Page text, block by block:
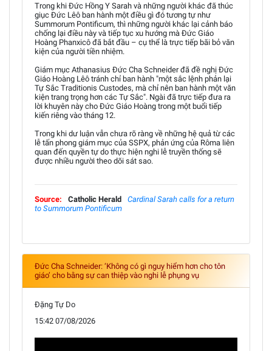
Trong khi Đức Hồng Y Sarah và những người khác đã thúc
giục Đức Lêô ban hành một điều gì đó tương tự như
Summorum Pontificum, thì những người khác lại cảnh báo
chống lại điều này và tiếp tục xu hướng mà Đức Giáo
Hoàng Phanxicô đã bắt đầu – cụ thể là trực tiếp bãi bỏ văn
kiện của người tiền nhiệm.
Giám mục Athanasius Đức Cha Schneider đã đề nghị Đức
Giáo Hoàng Lêô tránh chỉ ban hành "một sắc lệnh phản lại
Tự Sắc Traditionis Custodes, mà chỉ nên ban hành một văn
kiện trang trọng hơn các Tự Sắc". Ngài đã trực tiếp đưa ra
lời khuyên này cho Đức Giáo Hoàng trong một buổi tiếp
kiến riêng vào tháng 12.
Trong khi dư luận vẫn chưa rõ ràng về những hệ quả từ các
lễ tấn phong giám mục của SSPX, phản ứng của Rôma liên
quan đến quyền tự do thực hiện nghi lễ truyền thống sẽ
được nhiều người theo dõi sát sao.
Source: Catholic Herald
Cardinal Sarah calls for a return
to Summorum Pontificum
Đức Cha Schneider: ‘Không có gì nguy hiểm hơn cho tôn
giáo’ cho bằng sự can thiệp vào nghi lễ phụng vụ
Đặng Tự Do
15:42 07/08/2026